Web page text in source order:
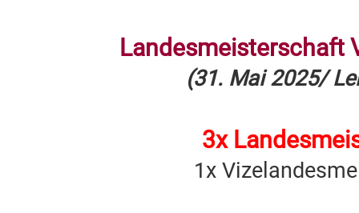
Landesmeisterschaft
(31. Mai 2025/
3x
1x